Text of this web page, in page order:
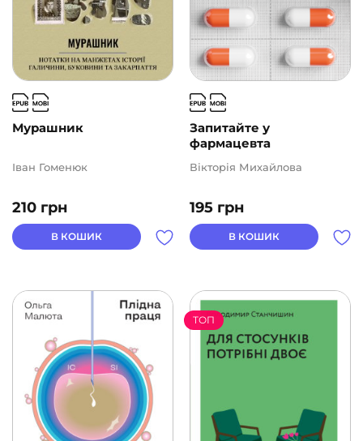
Мурашник
210 грн
Іван Гоменюк
В КОШИК
Запитайте у
фармацевта
195 грн
Вікторія Михайлова
В КОШИК
ТОП